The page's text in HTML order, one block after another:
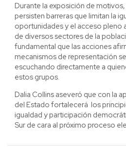
Durante la exposición de
persisten barreras que limitan la
oportunidades y el acceso pleno
de diversos sectores de la
fundamental que las acciones
mecanismos de representación
escuchando directamente a
estos grupos.
Dalia Collins aseveró que con la
del Estado fortalecerá los
igualdad y participación
Sur de cara al próximo proceso